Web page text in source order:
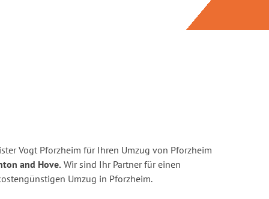
Vogt Pforzheim für Ihren Umzug von Pforzheim
and Hove. Wir sind Ihr Partner für einen
Umzug in Pforzheim.